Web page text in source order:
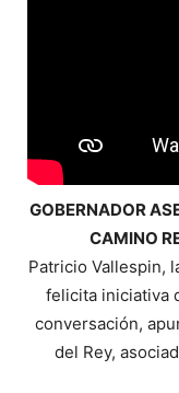
GOBERNADOR
CAMINO
Patricio Vallespin,
felicita iniciativa
conversación,
del Rey,